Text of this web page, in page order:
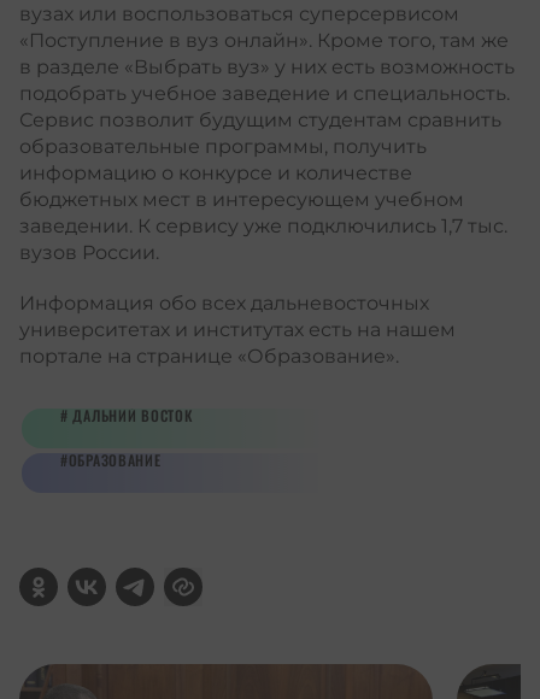
вузах или воспользоваться суперсервисом
«Поступление в вуз онлайн». Кроме того, там же
в разделе «Выбрать вуз» у них есть возможность
подобрать учебное заведение и специальность.
Сервис позволит будущим студентам сравнить
образовательные программы, получить
информацию о конкурсе и количестве
бюджетных мест в интересующем учебном
заведении. К сервису уже подключились 1,7 тыс.
вузов России.
Информация обо всех дальневосточных
университетах и институтах есть на нашем
портале на странице «Образование».
ДАЛЬНИЙ ВОСТОК
ОБРАЗОВАНИЕ